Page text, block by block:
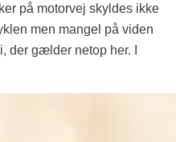
på motorvej skyldes ikke
men mangel på viden
der gælder netop her. I